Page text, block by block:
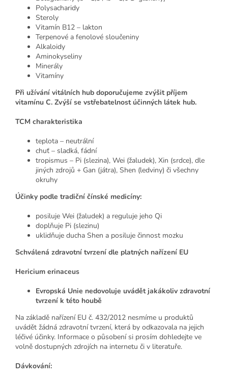
Polysacharidy
Steroly
Vitamín B12 – lakton
Terpenové a fenolové sloučeniny
Alkaloidy
Aminokyseliny
Minerály
Vitamíny
Při užívání vitálních hub doporučujeme zvýšit příjem
vitamínu C. Zvýší se vstřebatelnost účinných látek hub.
TCM charakteristika
teplota – neutrální
chuť – sladká, fádní
tropismus – Pi (slezina), Wei (žaludek), Xin (srdce), dle
jiných zdrojů + Gan (játra), Shen (ledviny) či všechny
okruhy
Účinky podle tradiční čínské medicíny:
posiluje Wei (žaludek) a reguluje jeho Qi
doplňuje Pi (slezinu)
uklidňuje ducha Shen a posiluje činnost mozku
Schválená zdravotní tvrzení dle platných nařízení EU
Hericium erinaceus
Evropská Unie nedovoluje uvádět jakákoliv zdravotní
tvrzení k této houbě
Na základě nařízení EU č. 432/2012 nesmíme u produktů
uvádět žádná zdravotní tvrzení, která by odkazovala na jejich
léčivé účinky. Informace o působení si prosím dohledejte ve
volně dostupných zdrojích na internetu či v literatuře.
Dávkování: